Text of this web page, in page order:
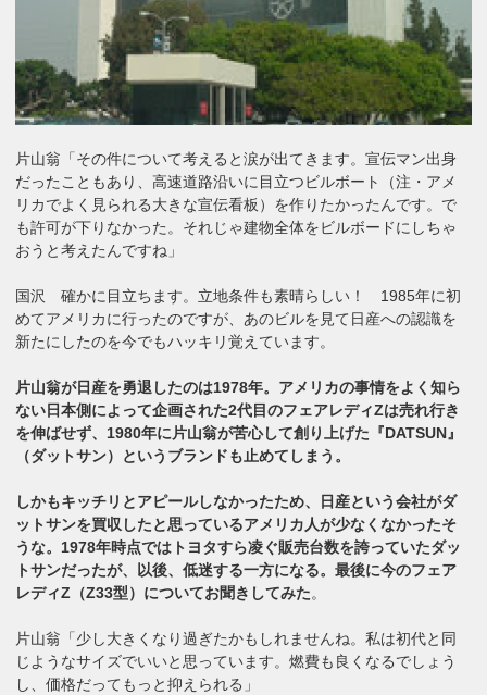
片山翁「その件について考えると涙が出てきます。宣伝マン出身
だったこともあり、高速道路沿いに目立つビルボート（注・アメ
リカでよく見られる大きな宣伝看板）を作りたかったんです。で
も許可が下りなかった。それじゃ建物全体をビルボードにしちゃ
おうと考えたんですね」
国沢 確かに目立ちます。立地条件も素晴らしい！ 1985年に初
めてアメリカに行ったのですが、あのビルを見て日産への認識を
新たにしたのを今でもハッキリ覚えています。
片山翁が日産を勇退したのは1978年。アメリカの事情をよく知ら
ない日本側によって企画された2代目のフェアレディZは売れ行き
を伸ばせず、1980年に片山翁が苦心して創り上げた『DATSUN』
（ダットサン）というブランドも止めてしまう。
しかもキッチリとアピールしなかったため、日産という会社がダ
ットサンを買収したと思っているアメリカ人が少なくなかったそ
うな。1978年時点ではトヨタすら凌ぐ販売台数を誇っていたダッ
トサンだったが、以後、低迷する一方になる。最後に今のフェア
レディZ（Z33型）についてお聞きしてみた。
片山翁「少し大きくなり過ぎたかもしれませんね。私は初代と同
じようなサイズでいいと思っています。燃費も良くなるでしょう
し、価格だってもっと抑えられる」